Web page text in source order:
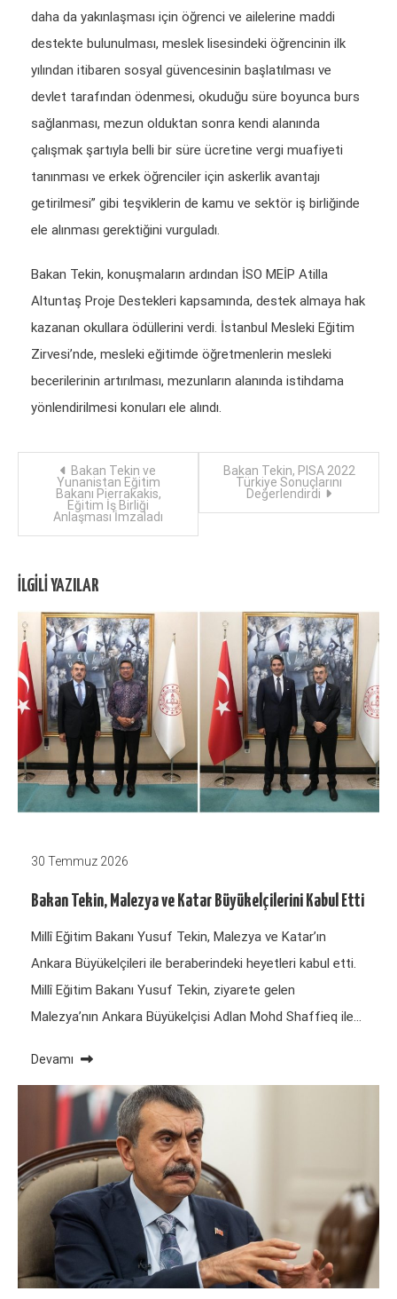
daha da yakınlaşması için öğrenci ve ailelerine maddi
destekte bulunulması, meslek lisesindeki öğrencinin ilk
yılından itibaren sosyal güvencesinin başlatılması ve
devlet tarafından ödenmesi, okuduğu süre boyunca burs
sağlanması, mezun olduktan sonra kendi alanında
çalışmak şartıyla belli bir süre ücretine vergi muafiyeti
tanınması ve erkek öğrenciler için askerlik avantajı
getirilmesi” gibi teşviklerin de kamu ve sektör iş birliğinde
ele alınması gerektiğini vurguladı.
Bakan Tekin, konuşmaların ardından İSO MEİP Atilla
Altuntaş Proje Destekleri kapsamında, destek almaya hak
kazanan okullara ödüllerini verdi. İstanbul Mesleki Eğitim
Zirvesi’nde, mesleki eğitimde öğretmenlerin mesleki
becerilerinin artırılması, mezunların alanında istihdama
yönlendirilmesi konuları ele alındı.
dolaşımı
Bakan Tekin ve
Yunanistan Eğitim
Bakanı Pierrakakis,
Eğitim İş Birliği
Anlaşması İmzaladı
Bakan Tekin, PISA 2022
Türkiye Sonuçlarını
Değerlendirdi
İLGILI YAZILAR
30 Temmuz 2026
Bakan Tekin, Malezya ve Katar Büyükelçilerini Kabul Etti
Millî Eğitim Bakanı Yusuf Tekin, Malezya ve Katar’ın
Ankara Büyükelçileri ile beraberindeki heyetleri kabul etti.
Millî Eğitim Bakanı Yusuf Tekin, ziyarete gelen
Malezya’nın Ankara Büyükelçisi Adlan Mohd Shaffieq ile…
Devamı